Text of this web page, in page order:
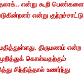
தலாக்.. என்று கூறி பெண்களை
என்று குற்றச்சாட்டு
திருமணம் என்ற
கொள்வதற்கும்
சிந்தித்தால் உணர்ந்து